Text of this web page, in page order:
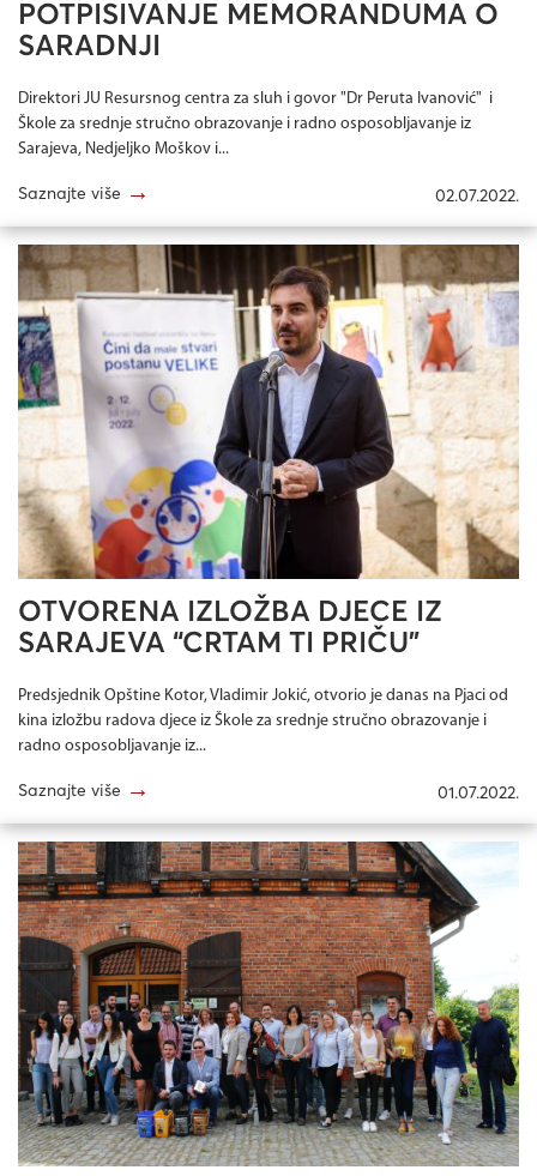
POTPISIVANJE MEMORANDUMA O
SARADNJI
Direktori JU Resursnog centra za sluh i govor "Dr Peruta Ivanović" i
Škole za srednje stručno obrazovanje i radno osposobljavanje iz
Sarajeva, Nedjeljko Moškov i...
Saznajte više → 02.07.2022.
OTVORENA IZLOŽBA DJECE IZ
SARAJEVA “CRTAM TI PRIČU”
Predsjednik Opštine Kotor, Vladimir Jokić, otvorio je danas na Pjaci od
kina izložbu radova djece iz Škole za srednje stručno obrazovanje i
radno osposobljavanje iz...
Saznajte više → 01.07.2022.